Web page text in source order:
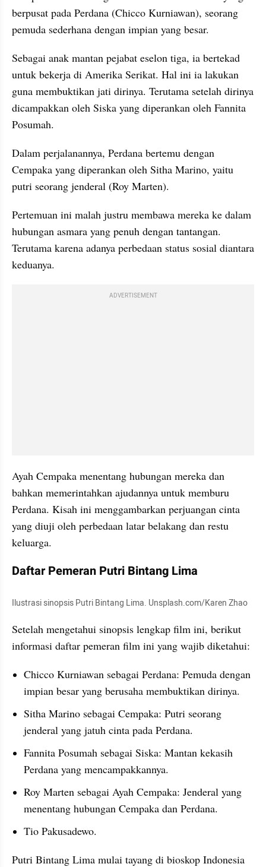
berpusat pada Perdana (Chicco Kurniawan), seorang
pemuda sederhana dengan impian yang besar.
Sebagai anak mantan pejabat eselon tiga, ia bertekad
untuk bekerja di Amerika Serikat. Hal ini ia lakukan
guna membuktikan jati dirinya. Terutama setelah dirinya
dicampakkan oleh Siska yang diperankan oleh Fannita
Posumah.
Dalam perjalanannya, Perdana bertemu dengan
Cempaka yang diperankan oleh Sitha Marino, yaitu
putri seorang jenderal (Roy Marten).
Pertemuan ini malah justru membawa mereka ke dalam
hubungan asmara yang penuh dengan tantangan.
Terutama karena adanya perbedaan status sosial diantara
keduanya.
ADVERTISEMENT
Ayah Cempaka menentang hubungan mereka dan
bahkan memerintahkan ajudannya untuk memburu
Perdana. Kisah ini menggambarkan perjuangan cinta
yang diuji oleh perbedaan latar belakang dan restu
keluarga.
Daftar Pemeran Putri Bintang Lima
Ilustrasi sinopsis Putri Bintang Lima. Unsplash.com/Karen Zhao
Setelah mengetahui sinopsis lengkap film ini, berikut
informasi daftar pemeran film ini yang wajib diketahui:
Chicco Kurniawan sebagai Perdana: Pemuda dengan
impian besar yang berusaha membuktikan dirinya.
Sitha Marino sebagai Cempaka: Putri seorang
jenderal yang jatuh cinta pada Perdana.
Fannita Posumah sebagai Siska: Mantan kekasih
Perdana yang mencampakkannya.
Roy Marten sebagai Ayah Cempaka: Jenderal yang
menentang hubungan Cempaka dan Perdana.
Tio Pakusadewo.
Putri Bintang Lima mulai tayang di bioskop Indonesia